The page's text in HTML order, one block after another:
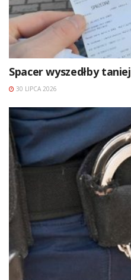
Spacer wyszedłby taniej
30 LIPCA 2026